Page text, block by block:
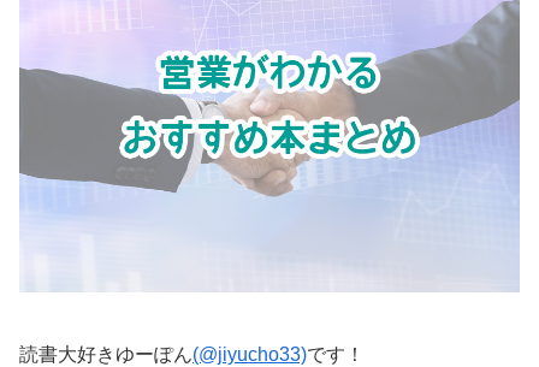
読書大好きゆーぽん(@jiyucho33)です！